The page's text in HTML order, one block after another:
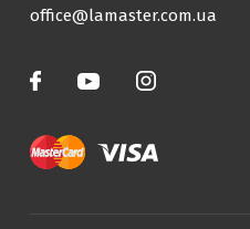
office@lamaster.com.ua